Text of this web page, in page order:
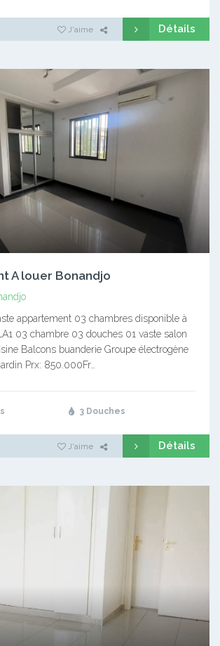
J'aime Détails
A louer Bonandjo
appartement 03 chambres disponible à
03 chambre 03 douches 01 vaste salon
Balcons buanderie Groupe électrogène
Prx: 850.000Fr…
3 Douches
J'aime Détails